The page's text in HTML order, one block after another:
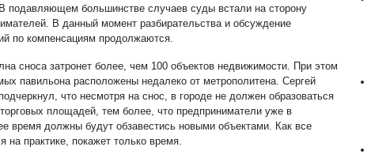
подавляющем большинстве случаев суды встали на сторону
В данный момент разбирательства и обсуждение
по компенсациям продолжаются.
сноса затронет более, чем 100 объектов недвижимости. При этом
павильона расположены недалеко от метрополитена. Сергей
что несмотря на снос, в городе не должен образоваться
площадей, тем более, что предприниматели уже в
время должны будут обзавестись новыми объектами. Как все
на практике, покажет только время.